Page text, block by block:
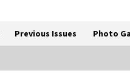
Previous Issues Photo